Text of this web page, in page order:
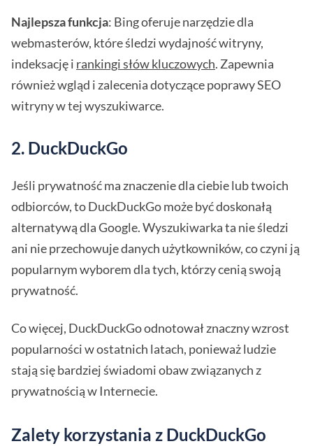
Najlepsza funkcja: Bing oferuje narzędzie dla
webmasterów, które śledzi wydajność witryny,
indeksację i rankingi słów kluczowych. Zapewnia
również wgląd i zalecenia dotyczące poprawy SEO
witryny w tej wyszukiwarce.
2. DuckDuckGo
Jeśli prywatność ma znaczenie dla ciebie lub twoich
odbiorców, to DuckDuckGo może być doskonałą
alternatywą dla Google. Wyszukiwarka ta nie śledzi
ani nie przechowuje danych użytkowników, co czyni ją
popularnym wyborem dla tych, którzy cenią swoją
prywatność.
Co więcej, DuckDuckGo odnotował znaczny wzrost
popularności w ostatnich latach, ponieważ ludzie
stają się bardziej świadomi obaw związanych z
prywatnością w Internecie.
Zalety korzystania z DuckDuckGo